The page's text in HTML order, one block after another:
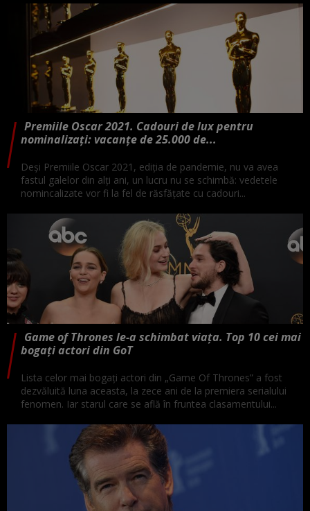
Premiile Oscar 2021. Cadouri de lux pentru
nominalizați: vacanțe de 25.000 de...
Deși Premiile Oscar 2021, ediția de pandemie, nu va avea
fastul galelor din alți ani, un lucru nu se schimbă: vedetele
nomincalizate vor fi la fel de răsfățate cu cadouri...
Game of Thrones le-a schimbat viața. Top 10 cei mai
bogați actori din GoT
Lista celor mai bogați actori din „Game Of Thrones” a fost
dezvăluită luna aceasta, la zece ani de la premiera serialului
fenomen. Iar starul care se află în fruntea clasamentului...